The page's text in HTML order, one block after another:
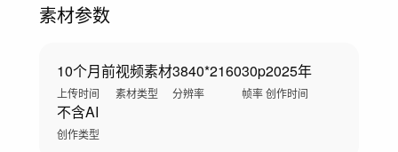
素材参数
10个月前
上传时间
视频素材
素材类型
3840*2160
分辨率
30p
帧率
2025年
创作时间
不含AI
创作类型